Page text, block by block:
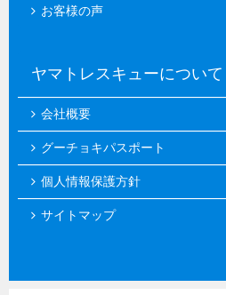
お客様の声
ヤマトレスキューについて
会社概要
グーチョキパスポート
個人情報保護方針
サイトマップ